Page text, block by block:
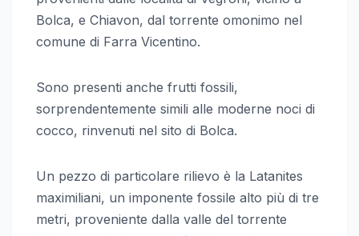
Bolca, e Chiavon, dal torrente omonimo nel
comune di Farra Vicentino.
Sono presenti anche frutti fossili,
sorprendentemente simili alle moderne noci di
cocco, rinvenuti nel sito di Bolca.
Un pezzo di particolare rilievo è la Latanites
maximiliani, un imponente fossile alto più di tre
metri, proveniente dalla valle del torrente